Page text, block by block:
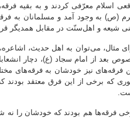
اسلام معرّفی کردند و به بقیه
(ص) به وجود آمد و مسلمانان به
شیعه و اهل‌سنّت در مقابل همدیگر
مثال، می‌توان به اهل حدیث،
بعد از امام سجاد (ع)، دچار
فرقه‌های نیز خودشان به فرقه‌های
که برخی از این فرق معتقد بودند
فرقه‌ها هم بودند که خودشان را نه